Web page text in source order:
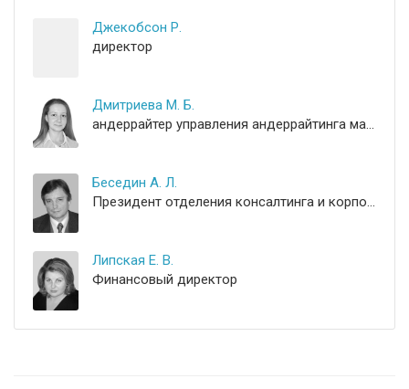
Джекобсон Р.
директор
Дмитриева М. Б.
андеррайтер управления андеррайтинга малого бизнеса
Беседин А. Л.
Президент отделения консалтинга и корпоративного обьучения
Липская Е. В.
Финансовый директор